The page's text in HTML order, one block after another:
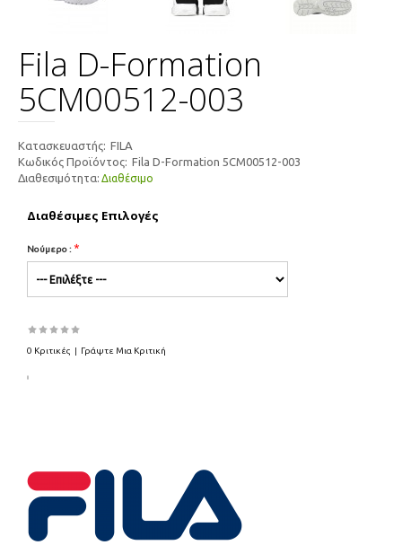
Fila D-Formation
5CM00512-003
Κατασκευαστής: FILA
Κωδικός Προϊόντος: Fila D-Formation 5CM00512-003
Διαθεσιμότητα: Διαθέσιμο
Διαθέσιμες Επιλογές
Νούμερο : *
0 Κριτικές | Γράψτε Μια Κριτική